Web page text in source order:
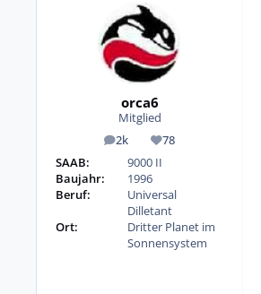
orca6
Mitglied
2k
Beiträge 78
Reputation
SAAB:
9000 II
Baujahr:
1996
Beruf:
Universal
Dilletant
Ort:
Dritter Planet im
Sonnensystem